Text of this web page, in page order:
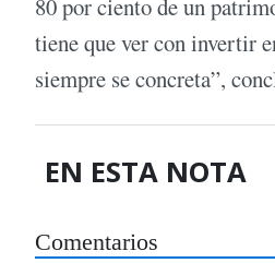
80 por ciento de un
tiene que ver con invertir
siempre se concreta”,
EN ESTA NOTA
Comentarios